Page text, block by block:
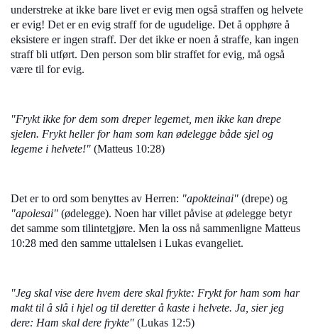
understreke at ikke bare livet er evig men også straffen og helvete
er evig! Det er en evig straff for de ugudelige. Det å opphøre å
eksistere er ingen straff. Der det ikke er noen å straffe, kan ingen
straff bli utført. Den person som blir straffet for evig, må også
være til for evig.
"Frykt ikke for dem som dreper legemet, men ikke kan drepe
sjelen. Frykt heller for ham som kan ødelegge både sjel og
legeme i helvete!" (Matteus 10:28)
Det er to ord som benyttes av Herren: "apokteinai" (drepe) og
"apolesai" (ødelegge). Noen har villet påvise at ødelegge betyr
det samme som tilintetgjøre. Men la oss nå sammenligne Matteus
10:28 med den samme uttalelsen i Lukas evangeliet.
"Jeg skal vise dere hvem dere skal frykte: Frykt for ham som har
makt til å slå i hjel og til deretter å kaste i helvete. Ja, sier jeg
dere: Ham skal dere frykte" (Lukas 12:5)